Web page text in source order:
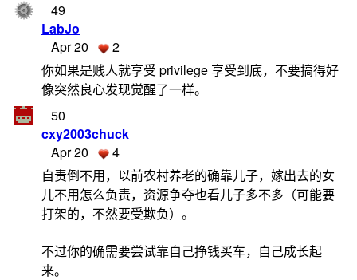
49
LabJo
Apr 20
2
你如果是贱人就享受 privilege 享受到底，不要搞得好
像突然良心发现觉醒了一样。
50
cxy2003chuck
Apr 20
4
自责倒不用，以前农村养老的确靠儿子，嫁出去的女
儿不用怎么负责，资源争夺也看儿子多不多（可能要
打架的，不然要受欺负）。
不过你的确需要尝试靠自己挣钱买车，自己成长起
来。